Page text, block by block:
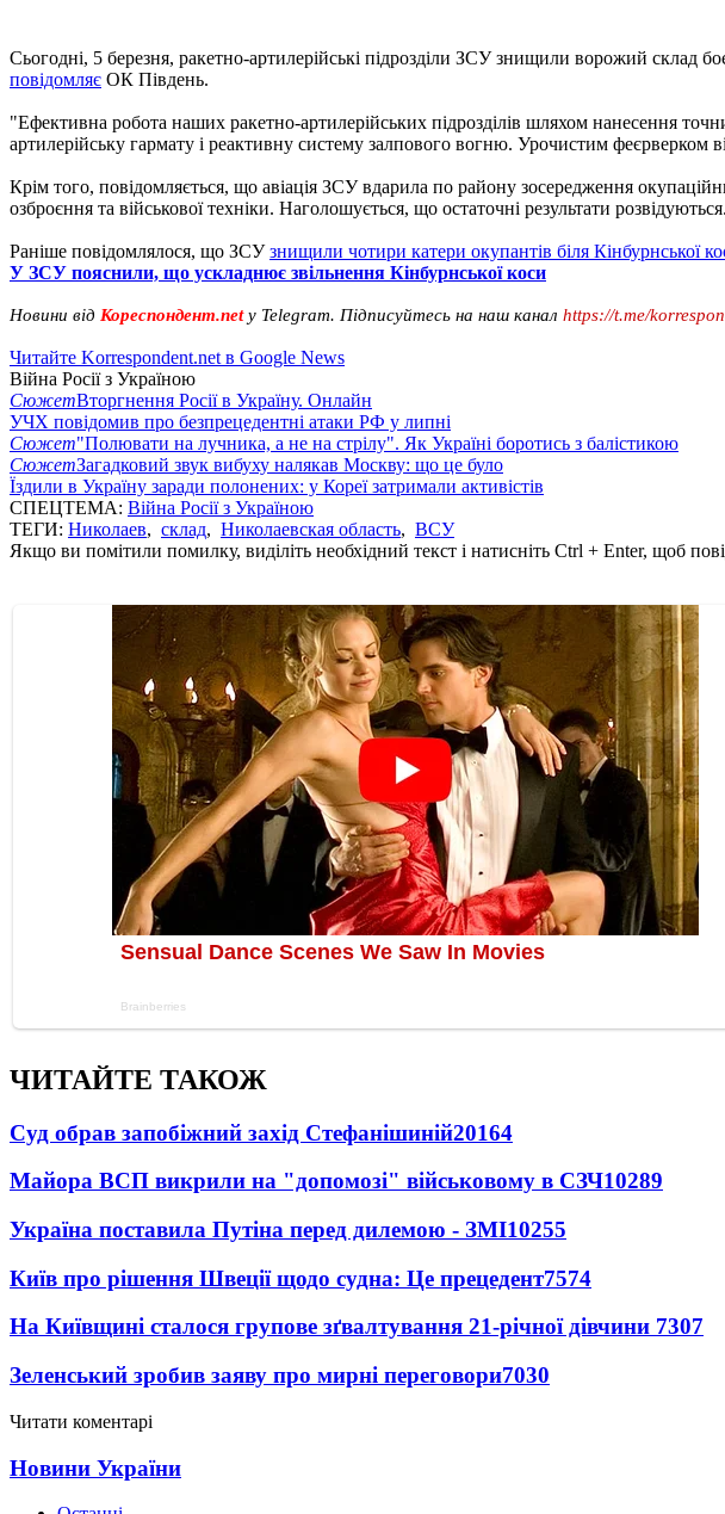
Сьогодні, 5 березня, ракетно-артилерійські підрозділи ЗСУ знищили ворожий склад
повідомляє ОК Південь.
"Ефективна робота наших ракетно-артилерійських підрозділів шляхом нанесення
артилерійську гармату і реактивну систему залпового вогню. Урочистим феєрверком
Крім того, повідомляється, що авіація ЗСУ вдарила по району зосередження
озброєння та військової техніки. Наголошується, що остаточні результати розвідуються.
Раніше повідомлялося, що ЗСУзнищили чотири катери окупантів біля Кінбурнської
У ЗСУ пояснили, що ускладнює звільнення Кінбурнської коси
Новини від Кореспондент.netу Telegram. Підписуйтесь на наш канал https://t.me/
Читайте Korrespondent.net в Google News
Війна Росії з Україною
СюжетВторгнення Росії в Україну. Онлайн
УЧХ повідомив про безпрецедентні атаки РФ у липні
Сюжет"Полювати на лучника, а не на стрілу". Як Україні боротись з балістикою
СюжетЗагадковий звук вибуху налякав Москву: що це було
Їздили в Україну заради полонених: у Кореї затримали активістів
СПЕЦТЕМА: Війна Росії з Україною
ТЕГИ: Николаев, склад, Николаевская область, ВСУ
Якщо ви помітили помилку, виділіть необхідний текст і натисніть Ctrl + Enter, щоб
ЧИТАЙТЕ ТАКОЖ
Суд обрав запобіжний захід Стефанішиній20164
Майора ВСП викрили на "допомозі" військовому в СЗЧ10289
Україна поставила Путіна перед дилемою - ЗМІ10255
Київ про рішення Швеції щодо судна: Це прецедент7574
На Київщині сталося групове зґвалтування 21-річної дівчини 7307
Зеленський зробив заяву про мирні переговори7030
Читати коментарі
Новини України